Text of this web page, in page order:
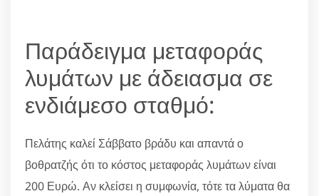
Παράδειγμα μεταφοράς
λυμάτων με άδειασμα σε
ενδιάμεσο σταθμό:
Πελάτης καλεί Σάββατο βράδυ και απαντά ο
βοθρατζής ότι το κόστος μεταφοράς λυμάτων είναι
200 Ευρώ. Αν κλείσει η συμφωνία, τότε τα λύματα θα